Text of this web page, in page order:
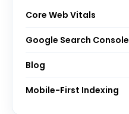
Core Web Vitals
Google Search Console
Blog
Mobile-First Indexing